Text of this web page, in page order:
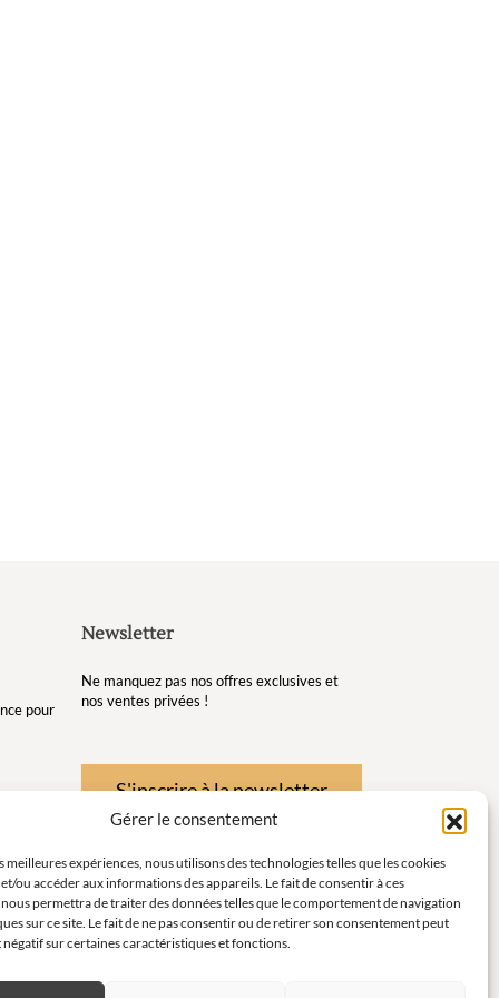
Gérer le consentement
meilleures expériences, nous utilisons des technologies telles que les cookies
ou accéder aux informations des appareils. Le fait de consentir à ces
permettra de traiter des données telles que le comportement de navigation
sur ce site. Le fait de ne pas consentir ou de retirer son consentement peut
sur certaines caractéristiques et fonctions.
pour
et de
pour
en
Newsletter
Ne manquez pas nos offres exclusives et
nos ventes privées !
S'inscrire à la newsletter